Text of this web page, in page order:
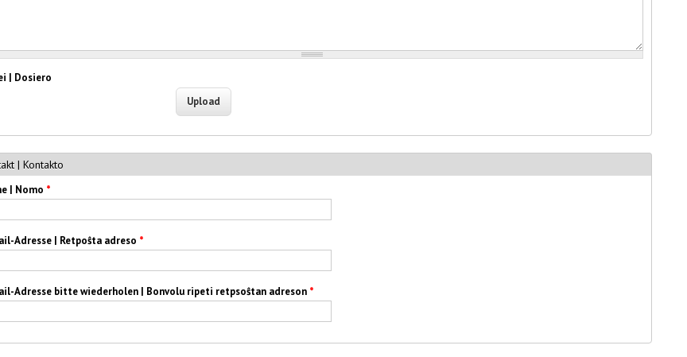
| Dosiero
| Kontakto
| Nomo *
Adresse | Retpoŝta adreso *
Adresse bitte wiederholen | Bonvolu ripeti retpsoŝtan adreson *